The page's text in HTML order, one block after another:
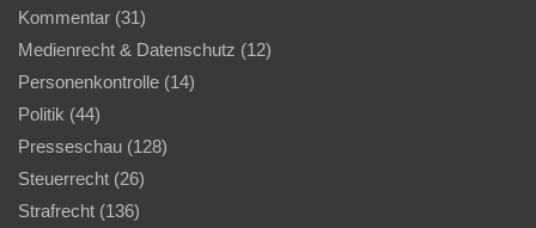
Kommentar (31)
Medienrecht & Datenschutz (12)
Personenkontrolle (14)
Politik (44)
Presseschau (128)
Steuerrecht (26)
Strafrecht (136)